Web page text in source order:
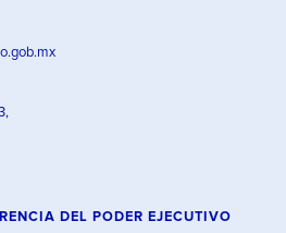
DEL PODER EJECUTIVO